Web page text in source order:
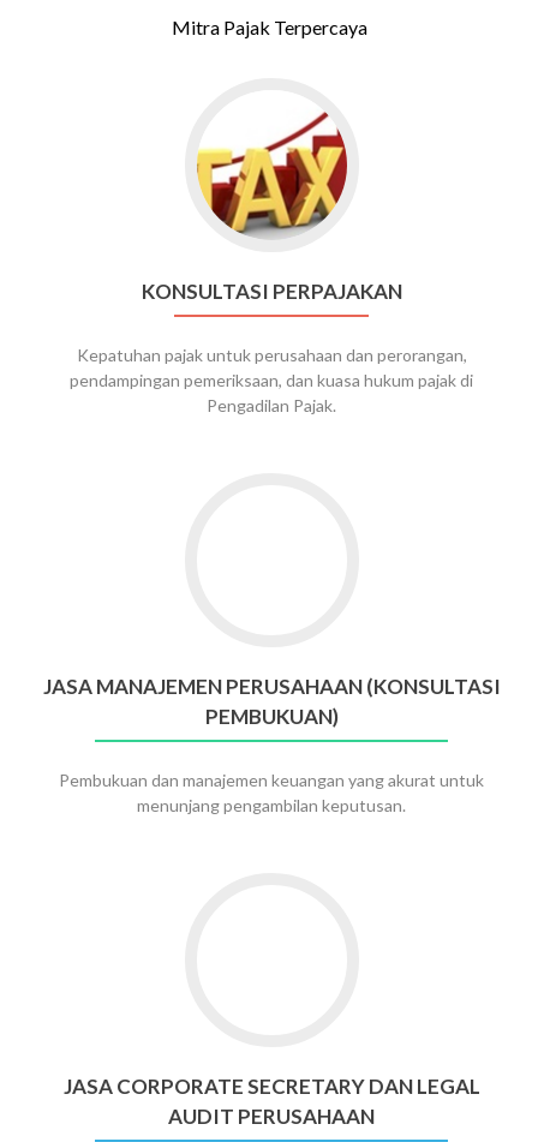
Mitra Pajak Terpercaya
to
Konsultasi
Perpajakan
KONSULTASI PERPAJAKAN
Kepatuhan pajak untuk perusahaan dan perorangan,
pendampingan pemeriksaan, dan kuasa hukum pajak di
Pengadilan Pajak.
JASA MANAJEMEN PERUSAHAAN (KONSULTASI
PEMBUKUAN)
Pembukuan dan manajemen keuangan yang akurat untuk
menunjang pengambilan keputusan.
Audit
Perusahaan
JASA CORPORATE SECRETARY DAN LEGAL
AUDIT PERUSAHAAN